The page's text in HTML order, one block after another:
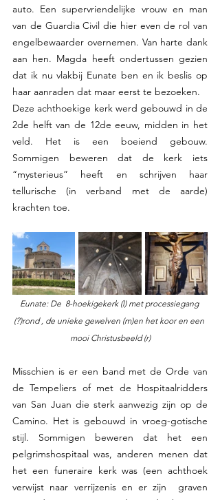
auto. Een supervriendelijke vrouw en man
van de Guardia Civil die hier even de rol van
engelbewaarder overnemen. Van harte dank
aan hen. Magda heeft ondertussen gezien
dat ik nu vlakbij Eunate ben en ik beslis op
haar aanraden dat maar eerst te bezoeken.
Deze achthoekige kerk werd gebouwd in de
2de helft van de 12de eeuw, midden in het
veld. Het is een boeiend gebouw.
Sommigen beweren dat de kerk iets
“mysterieus” heeft en schrijven haar
tellurische (in verband met de aarde)
krachten toe.
Eunate: De  8-hoekigekerk (l) met processiegang
(?)rond , de unieke gewelven (m)en het koor en een
mooi Christusbeeld (r)
Misschien is er een band met de Orde van
de Tempeliers of met de Hospitaalridders
van San Juan die sterk aanwezig zijn op de
Camino. Het is gebouwd in vroeg-gotische
stijl. Sommigen beweren dat het een
pelgrimshospitaal was, anderen menen dat
het een funeraire kerk was (een achthoek
verwijst naar verrijzenis en er zijn  graven